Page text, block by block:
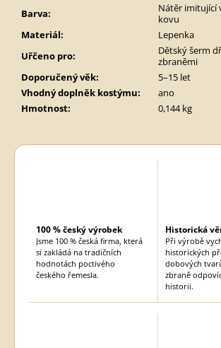
Barva:
Nátěr imitující
kovu
Materiál:
Lepenka
Uřčeno pro:
Dětský šerm
zbraněmi
Doporučený věk:
5–15 let
Vhodný doplněk kostýmu:
ano
Hmotnost: 0,144 kg
100 % český výrobek
Jsme 100 % česká firma, která
si zakládá na tradičních
hodnotách poctivého
českého řemesla.
Historická
Při výrobě
historických
dobových
zbraně
historii.